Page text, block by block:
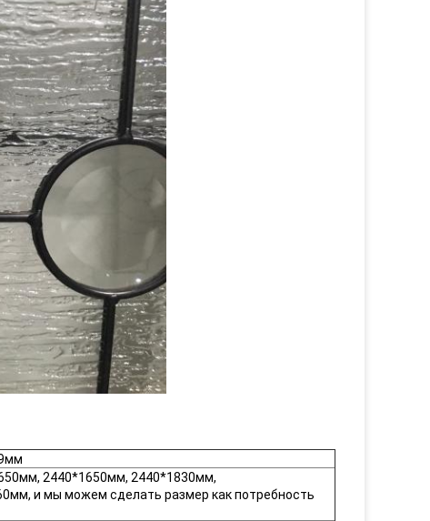
2440*1650мм, 2440*1830мм,
и мы можем сделать размер как потребность